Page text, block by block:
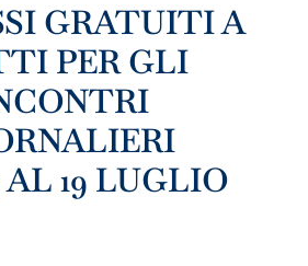
GRATUITI A
PER GLI
AL 19 LUGLIO